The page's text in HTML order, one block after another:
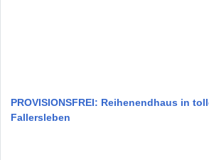
PROVISIONSFREI: Reihenendhaus in
Fallersleben